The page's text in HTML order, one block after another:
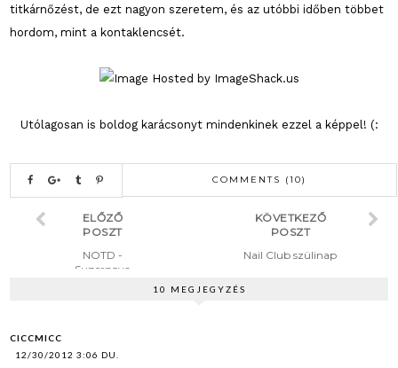
titkárnőzést, de ezt nagyon szeretem, és az utóbbi időben többet
hordom, mint a kontaklencsét.
Utólagosan is boldog karácsonyt mindenkinek ezzel a képpel! (:
COMMENTS (10)
KÖVETKEZŐ
POSZT
Nail Club szülinap
ELŐZŐ
POSZT
NOTD -
Supernova
10 MEGJEGYZÉS
CICCMICC
12/30/2012 3:06 DU.